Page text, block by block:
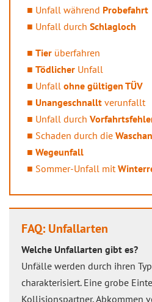
Unfall während Probefahrt
Unfall durch Schlagloch
Tier überfahren
Tödlicher Unfall
Unfall ohne gültigen TÜV
Unangeschnallt verunfallt
Unfall durch
Schaden durch die
Wegeunfall
Sommer-Unfall mit
FAQ: Unfallarten
Welche Unfallarten gibt es?
Unfälle werden durch ihren
charakterisiert. Eine grobe
Kollisionspartner, Abkommen